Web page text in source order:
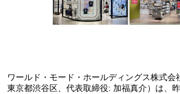
ワールド・モード・ホールディングス株式会
東京都渋谷区、代表取締役: 加福真介）は、